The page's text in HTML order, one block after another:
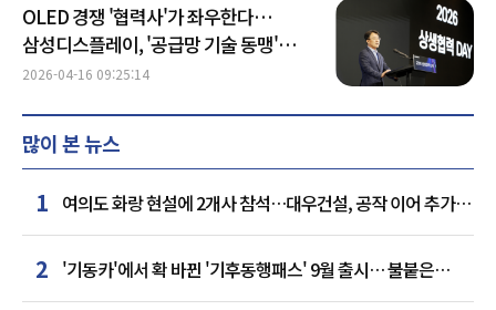
OLED 경쟁 '협력사'가 좌우한다…
삼성디스플레이, '공급망 기술 동맹'
구축
2026-04-16 09:25:14
많이 본 뉴스
1 여의도 화랑 현설에 2개사 참석…대우건설, 공작 이어 추가
거점 확보하나
2 '기동카'에서 확 바뀐 '기후동행패스' 9월 출시… 불붙은
카드사 경쟁